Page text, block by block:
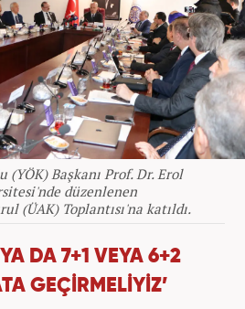
Başkanı Prof. Dr. Erol
düzenlenen
(ÜAK) Toplantısı'na katıldı.
DA 7+1 VEYA 6+2
GEÇİRMELİYİZ’